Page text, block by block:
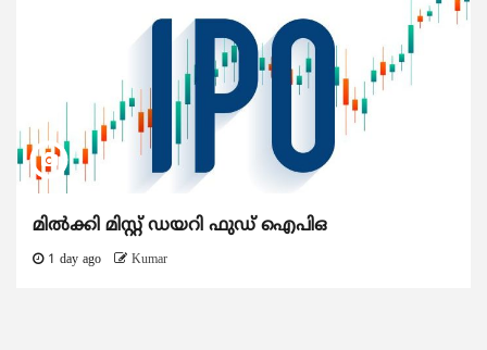
മിൽക്കി മിസ്റ്റ് ഡയറി ഫുഡ് ഐപിഒ
1 day ago Kumar